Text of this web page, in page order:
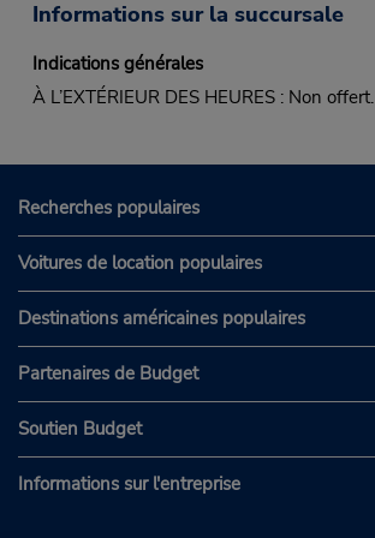
Informations sur la succursale
Indications générales
À L’EXTÉRIEUR DES HEURES : Non offert.
Recherches populaires
Voitures de location populaires
Destinations américaines populaires
Partenaires de Budget
Soutien Budget
Informations sur l'entreprise